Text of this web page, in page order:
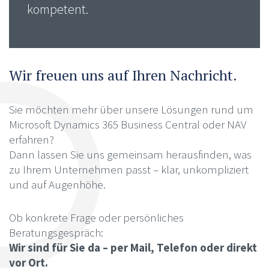
kompetent.
Wir freuen uns auf Ihren Nachricht.
Sie möchten mehr über unsere Lösungen rund um
Microsoft Dynamics 365 Business Central oder NAV
erfahren?
Dann lassen Sie uns gemeinsam herausfinden, was
zu Ihrem Unternehmen passt – klar, unkompliziert
und auf Augenhöhe.
Ob konkrete Frage oder persönliches
Beratungsgespräch:
Wir sind für Sie da – per Mail, Telefon oder direkt
vor Ort.